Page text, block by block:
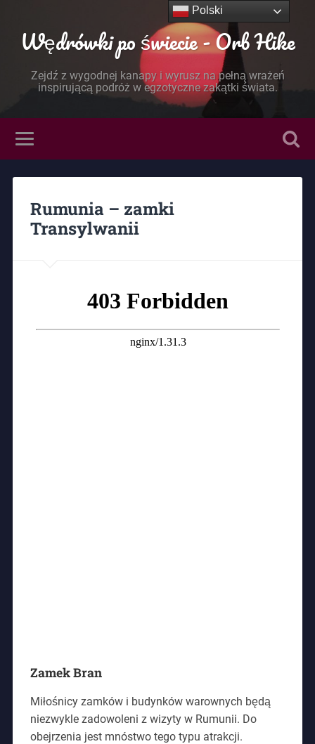
Wędrówki po świecie - Orb Hike
Zejdź z wygodnej kanapy i wyrusz na pełną wrażeń
inspirującą podróż w egzotyczne zakątki świata.
Rumunia – zamki
Transylwanii
Zamek Bran
Miłośnicy zamków i budynków warownych będą
niezwykle zadowoleni z wizyty w Rumunii. Do
obejrzenia jest mnóstwo tego typu atrakcji.
Polski